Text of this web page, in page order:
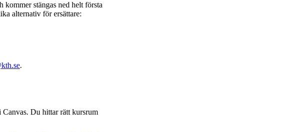
stängas ned helt första
alternativ för ersättare:
.
Canvas. Du hittar rätt kursrum